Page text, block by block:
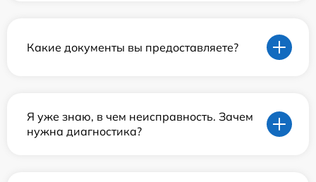
Какие документы вы предоставляете?
Я уже знаю, в чем неисправность. Зачем
нужна диагностика?